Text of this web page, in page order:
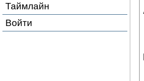
Таймлайн
Войти